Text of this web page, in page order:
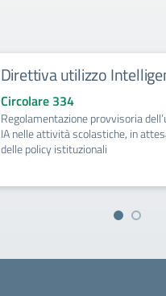
Direttiva utilizzo
Circolare 334
Regolamentazione provvisoria
IA nelle attività scolastiche, in
delle policy istituzionali